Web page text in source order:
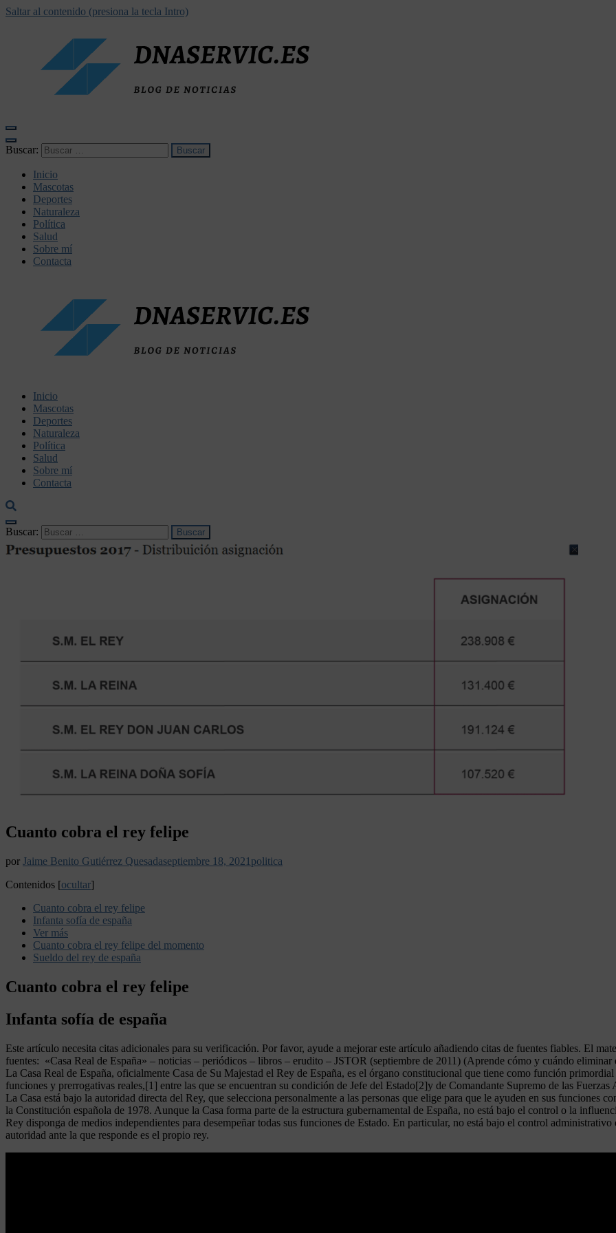
Saltar al contenido (presiona la tecla Intro)
Buscar:
Inicio
Mascotas
Deportes
Naturaleza
Política
Salud
Sobre mí
Contacta
dnaservic.es
Inicio
Mascotas
Deportes
Naturaleza
Política
Salud
Sobre mí
Contacta
Buscar:
Cuanto cobra el rey felipe
por Jaime Benito Gutiérrez Quesadaseptiembre 18, 2021 politica
Contenidos [ocultar]
Cuanto cobra el rey felipe
Infanta sofía de españa
Ver más
Cuanto cobra el rey felipe del momento
Sueldo del rey de españa
Cuanto cobra el rey felipe
Infanta sofía de españa
Este artículo necesita citas adicionales para su verificación. Por favor, ayude a mejorar este artículo añadiendo citas de fuentes fiables. El
fuentes: «Casa Real de España» – noticias – periódicos – libros – erudito – JSTOR (septiembre de 2011) (Aprende cómo y cuándo eliminar
La Casa Real de España, oficialmente Casa de Su Majestad el Rey de España, es el órgano constitucional que tiene como función
funciones y prerrogativas reales,[1] entre las que se encuentran su condición de Jefe del Estado[2]y de Comandante Supremo de las Fuerzas
La Casa está bajo la autoridad directa del Rey, que selecciona personalmente a las personas que elige para que le ayuden en sus funciones
la Constitución española de 1978. Aunque la Casa forma parte de la estructura gubernamental de España, no está bajo el control o la
Rey disponga de medios independientes para desempeñar todas sus funciones de Estado. En particular, no está bajo el control
autoridad ante la que responde es el propio rey.